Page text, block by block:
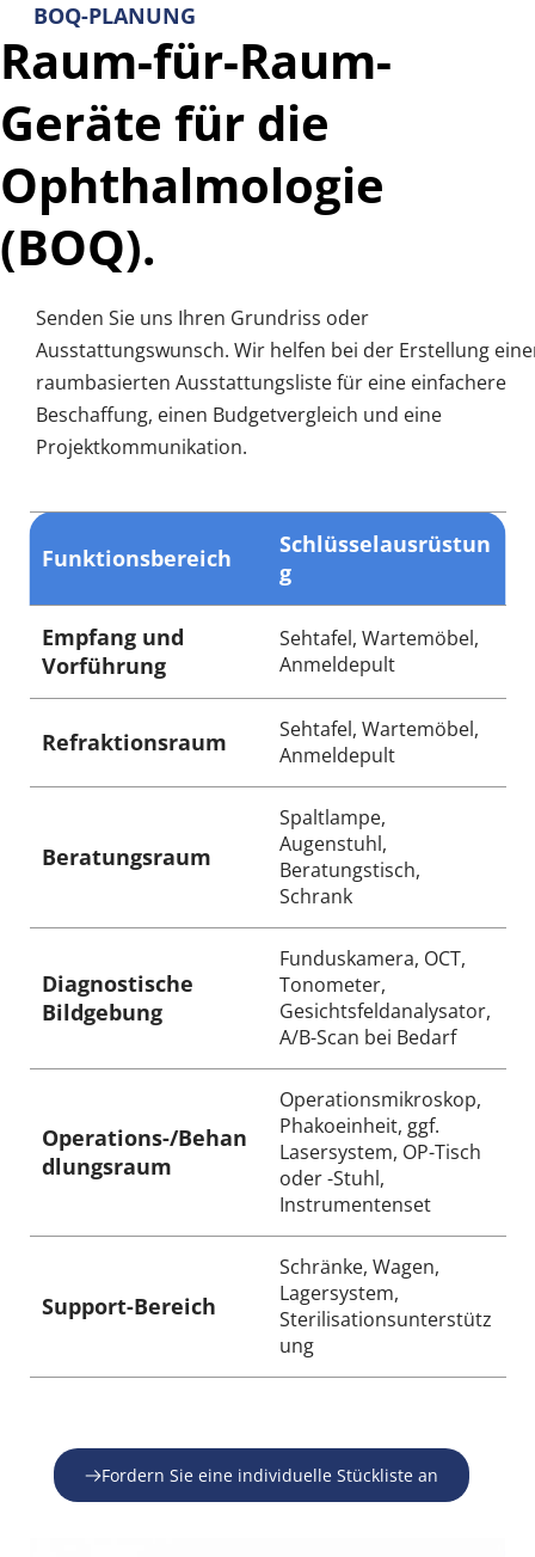
BOQ-PLANUNG
Raum-für-Raum-
Geräte für die
Ophthalmologie
(BOQ).
Senden Sie uns Ihren Grundriss oder
Ausstattungswunsch. Wir helfen bei der Erstellung
raumbasierten Ausstattungsliste für eine einfachere
Beschaffung, einen Budgetvergleich und eine
Projektkommunikation.
Funktionsbereich
Schlüsselausrüstun
g
Empfang und
Vorführung
Sehtafel, Wartemöbel,
Anmeldepult
Refraktionsraum
Sehtafel, Wartemöbel,
Anmeldepult
Beratungsraum
Spaltlampe,
Augenstuhl,
Beratungstisch,
Schrank
Diagnostische
Bildgebung
Funduskamera, OCT,
Tonometer,
Gesichtsfeldanalysator,
A/B-Scan bei Bedarf
Operations-/Behan
dlungsraum
Operationsmikroskop,
Phakoeinheit, ggf.
Lasersystem, OP-Tisch
oder -Stuhl,
Instrumentenset
Support-Bereich
Schränke, Wagen,
Lagersystem,
Sterilisationsunterstütz
ung
Fordern Sie eine individuelle Stückliste an